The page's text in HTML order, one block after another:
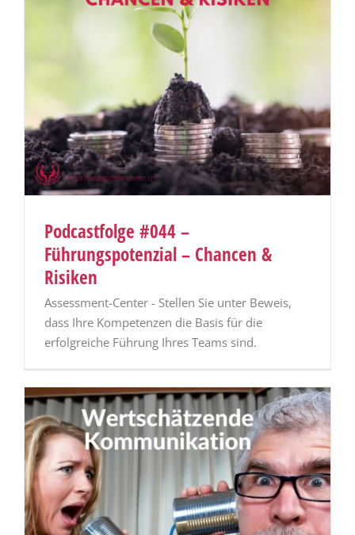
Podcastfolge #044 –
Führungspotenzial – Chancen &
Risiken
Assessment-Center - Stellen Sie unter Beweis,
dass Ihre Kompetenzen die Basis für die
erfolgreiche Führung Ihres Teams sind.